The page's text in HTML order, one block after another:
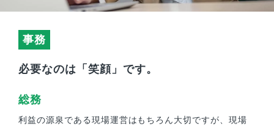
事務
必要なのは「笑顔」です。
総務
利益の源泉である現場運営はもちろん大切ですが、現場